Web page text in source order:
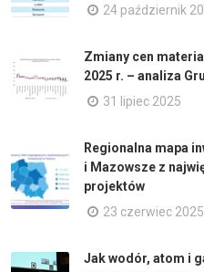
24 październik
Zmiany cen
2025 r. – analiza
31 lipiec 2025
Regionalna mapa
i Mazowsze z
projektów
23 czerwiec 2025
Jak wodór, atom i